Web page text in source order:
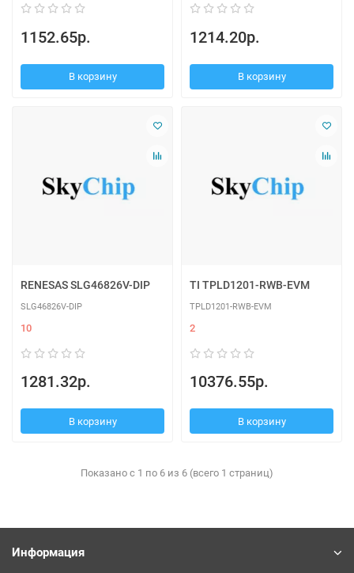
1152.65р.
В корзину
1214.20р.
В корзину
RENESAS SLG46826V-DIP
SLG46826V-DIP
10
1281.32р.
В корзину
TI TPLD1201-RWB-EVM
TPLD1201-RWB-EVM
2
10376.55р.
В корзину
Показано с 1 по 6 из 6 (всего 1 страниц)
Информация